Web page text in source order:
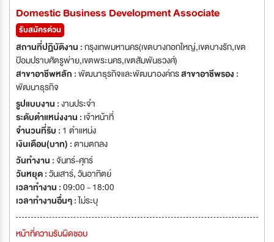
Domestic Business Development Associate
รับสมัครด่วน
สถานที่ปฏิบัติงาน :กรุงเทพมหานคร(เขตบางกอกใหญ่,เขตบางรัก,เขต
ป้อมปราบศัตรูพ่าย,เขตพระนคร,เขตสัมพันธวงศ์)
สาขาอาชีพหลัก :พัฒนาธุรกิจและพัฒนาองค์กรสาขาอาชีพรอง :
พัฒนาธุรกิจ
รูปแบบงาน :งานประจำ
ระดับตำแหน่งงาน : เจ้าหน้าที่
จำนวนที่รับ : 1 ตำแหน่ง
เงินเดือน(บาท) :ตามตกลง
วันทำงาน :จันทร์-ศุกร์
วันหยุด :วันเสาร์,วันอาทิตย์
เวลาทำงาน :09:00 - 18:00
เวลาทำงานอื่นๆ :ไม่ระบุ
หน้าที่ความรับผิดชอบ